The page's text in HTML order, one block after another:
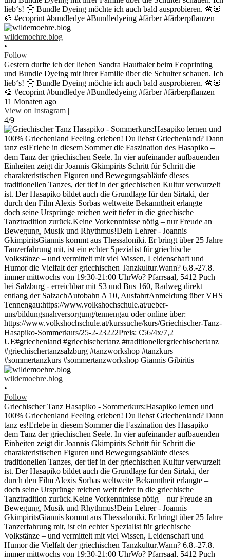
wildemoehre.blog
•
Follow
Gestern durfte ich der lieben Sandra Hauthaler beim Ecoprinting
und Bundle Dyeing mit ihrer Familie über die Schulter schauen. Ich
lieb‘s! 🤗 Bundle Dyeing möchte ich auch bald ausprobieren. 🌼🌸
🎨 #ecoprint #bundledye #Bundledyeing #färber #färberpflanzen
11 Monaten ago
View on Instagram |
4/9
wildemoehre.blog
•
Follow
Griechischer Tanz Hasapiko - Sommerkurs:Hasapiko lernen und
100% Griechenland Feeling erleben! Du liebst Griechenland? Dann
tanz es!Erlebe in diesem Sommer die Faszination des Hasapiko –
dem Tanz der griechischen Seele. In vier aufeinander aufbauenden
Einheiten zeigt dir Joannis Gkimpirits Schritt für Schritt die
charakteristischen Figuren und Bewegungsabläufe dieses
traditionellen Tanzes, der tief in der griechischen Kultur verwurzelt
ist. Der Hasapiko bildet auch die Grundlage für den Sirtaki, der
durch den Film Alexis Sorbas weltweite Bekanntheit erlangte –
doch seine Ursprünge reichen weit tiefer in die griechische
Tanztradition zurück.Keine Vorkenntnisse nötig – nur Freude an
Bewegung, Musik und Rhythmus!Dein Lehrer - Joannis
GkimpiritsGiannis kommt aus Thessaloniki. Er bringt über 25 Jahre
Tanzerfahrung mit, ist ein echter Spezialist für griechische
Volkstänze – und vermittelt mit viel Wissen, Leidenschaft und
Humor die Vielfalt der griechischen Tanzkultur.Wann? 6.8.-27.8.
immer mittwochs von 19:30-21:00 UhrWo? Pfarrsaal, 5412 Puch